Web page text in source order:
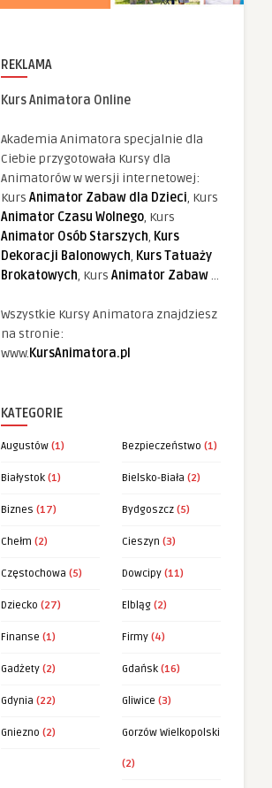
REKLAMA
Kurs Animatora Online
Akademia Animatora specjalnie dla
Ciebie przygotowała Kursy dla
Animatorów w wersji internetowej:
Kurs Animator Zabaw dla Dzieci, Kurs
Animator Czasu Wolnego, Kurs
Animator Osób Starszych, Kurs
Dekoracji Balonowych, Kurs Tatuaży
Brokatowych, Kurs Animator Zabaw...
Wszystkie Kursy Animatora znajdziesz
na stronie:
www.KursAnimatora.pl
KATEGORIE
Augustów (1) Bezpieczeństwo (1)
Białystok (1) Bielsko-Biała (2)
Biznes (17) Bydgoszcz (5)
Chełm (2) Cieszyn (3)
Częstochowa (5) Dowcipy (11)
Dziecko (27) Elbląg (2)
Finanse (1) Firmy (4)
Gadżety (2) Gdańsk (16)
Gdynia (22) Gliwice (3)
Gniezno (2) Gorzów Wielkopolski
(2)